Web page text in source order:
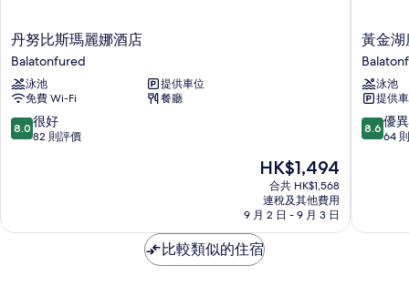
丹
努
比
斯
瑪
麗
娜
丹努比斯瑪麗娜酒店
Balatonfured
泳池
提供車位
免費 Wi-Fi
餐廳
8.0
分
很
8.0 很好
82 則評價
現
HK$1,494
HK$1,494
合共 HK$1,568
連稅及其他費用
9 月 2 日 - 9 月 3 日
黃
金
湖
度
假
村
酒
黃金湖
泳池
提供
8.6
分
優
8.6 優異
64
比較類似的住宿